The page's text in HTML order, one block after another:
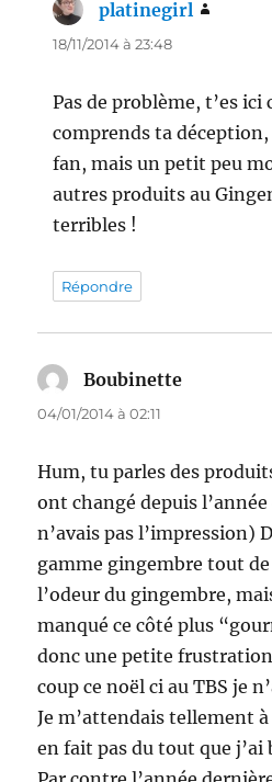
platinegirl
18/11/2014 à 23:48
Pas de problème, t’es ici
comprends ta
fan, mais un petit peu
autres produits au
terribles !
Répondre
Boubinette
04/01/2014 à 02:11
Hum, tu parles des
ont changé depuis
n’avais pas l’impression)
gamme gingembre tout de
l’odeur du gingembre,
manqué ce côté plus
donc une petite
coup ce noël ci au TBS je
Je m’attendais tellement
en fait pas du tout que